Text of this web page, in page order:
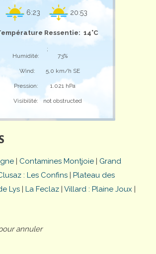
6:23 20:53
Ressentie: 14°C
;
Humidité:
73%
Wind: 5,0 km/h SE
Pression: 1.021 hPa
Visibilité: not obstructed
| Contamines Montjoie | Grand
: Les Confins | Plateau des
Lys | La Feclaz | Villard : Plaine Joux |
annuler